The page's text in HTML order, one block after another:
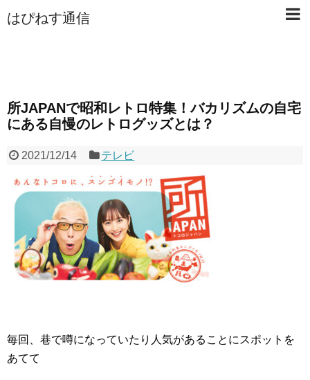
はぴねす通信
所JAPANで昭和レトロ特集！バカリズムの自宅
にある自慢のレトログッズとは？
2021/12/14 テレビ
毎回、巷で噂になっていたり人気があることにスポットを
あてて